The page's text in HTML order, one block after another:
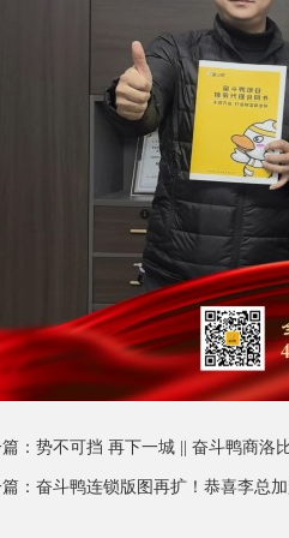
： 势不可挡 再下一城 || 奋斗鸭商
： 奋斗鸭连锁版图再扩！恭喜李总